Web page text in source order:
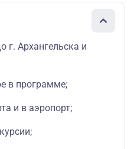
г. Архангельска и
в программе;
и в аэропорт;